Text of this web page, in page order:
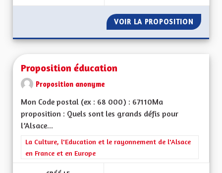
VOIR LA PROPOSITION
Proposition éducation
Proposition anonyme
Mon Code postal (ex : 68 000) : 67110Ma
proposition : Quels sont les grands défis pour
l’Alsace...
Filtrer les résultats de la catégorie : La Culture, l'Education et
La Culture, l'Education et le rayonnement de l'Alsace
en France et en Europe